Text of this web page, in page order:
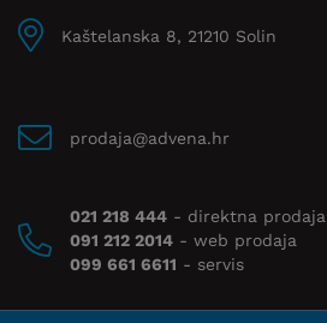
Kaštelanska 8, 21210 Solin
prodaja@advena.hr
021 218 444 - direktna prodaja
091 212 2014 - web prodaja
099 661 6611 - servis